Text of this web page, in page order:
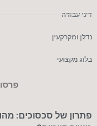
דיני עבודה
נדלן ומקרקעין
בלוג מקצועי
פתרון של סכסוכים: מהו